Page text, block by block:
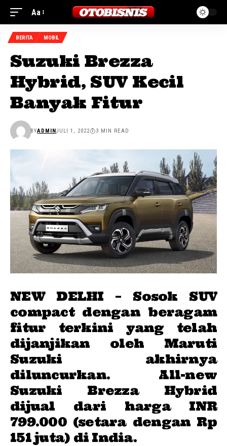
Aa
BERITA MOBIL
Suzuki Brezza
Hybrid, SUV Kecil
Banyak Fitur
BYADMINJULI 1, 2022 3 MIN READ
NEW DELHI – Sosok SUV
compact dengan beragam
fitur terkini yang telah
dijanjikan oleh Maruti
Suzuki akhirnya
diluncurkan. All-new
Suzuki Brezza Hybrid
dijual dari harga INR
799.000 (setara dengan Rp
151 juta) di India.